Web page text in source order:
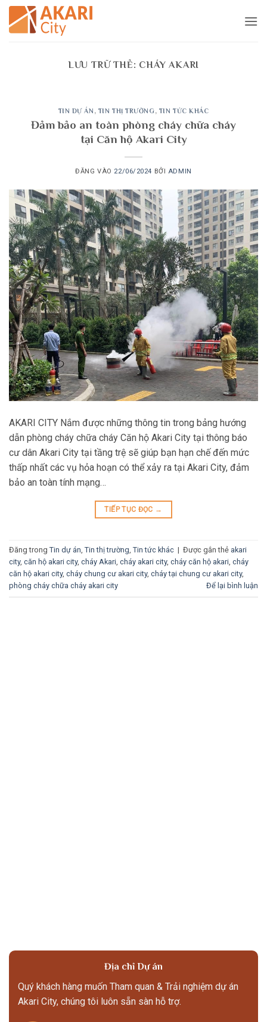
Bỏ
qua
nội
LƯU TRỮ THẺ: CHÁY AKARI
TIN DỰ ÁN , TIN THỊ TRƯỜNG, TIN TỨC KHÁC
Đảm bảo an toàn phòng cháy chữa cháy
tại Căn hộ Akari City
ĐĂNG VÀO 22/06/2024 BỞI ADMIN
AKARI CITY Nắm được những thông tin trong bảng hướng
dẫn phòng cháy chữa cháy Căn hộ Akari City tại thông báo
cư dân Akari City tại tầng trệ sẽ giúp bạn hạn chế đến mức
thấp nhất các vụ hỏa hoạn có thể xảy ra tại Akari City, đảm
bảo an toàn tính mạng…
TIẾP TỤC ĐỌC →
Đăng trong Tin dự án, Tin thị trường, Tin tức khác | Được gắn thẻ akari
city, căn hộ akari city, cháy Akari, cháy akari city, cháy căn hộ akari, cháy
căn hộ akari city, cháy chung cư akari city, cháy tại chung cư akari city,
phòng cháy chữa cháy akari city
Để lại bình luận
Địa chỉ Dự án
Quý khách hàng muốn Tham quan & Trải nghiệm dự án
Akari City, chúng tôi luôn sẵn sàn hỗ trợ.